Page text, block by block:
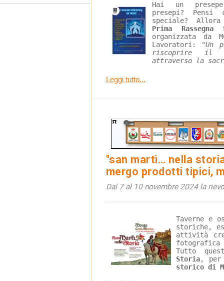
Hai un
presepi?
speciale?
Prima Rassegna
organizzata da
Lavoratori:
"Un
riscoprire il
attraverso la
Leggi tutto...
"san martì… nella
mergo prodotti tipici,
Dal 7 al 10 novembre 2024 la
Taverne e
storiche,
attività
Tutto
Storia,
storico di